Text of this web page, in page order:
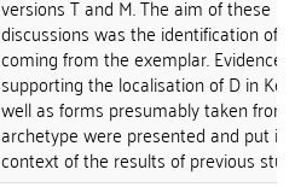
versions T and M. The aim of these
discussions was the identification of
coming from the exemplar. Evidence
supporting the localisation of D in
well as forms presumably taken
archetype were presented and put in
context of the results of previous